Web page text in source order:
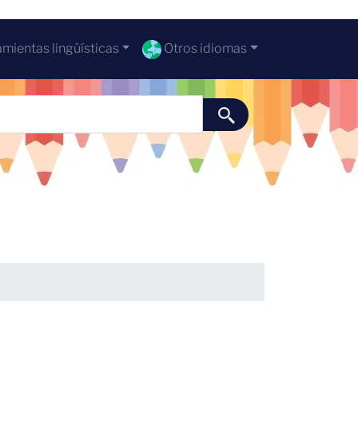
lingüísticas Otros idiomas